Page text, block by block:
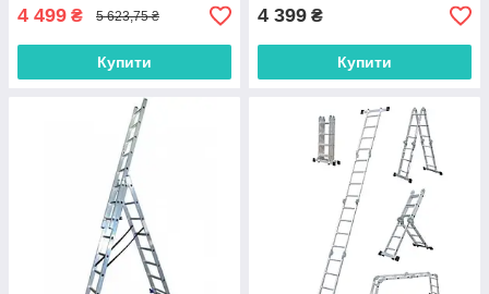
4 499 ₴ 5 623,75 ₴
Купити
4 399 ₴
Купити